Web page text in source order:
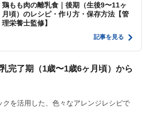
鶏もも肉の離乳食｜後期（生後9〜11ヶ
月頃）のレシピ・作り方・保存方法【管
理栄養士監修】
記事を見る
完了期（1歳〜1歳6ヶ月頃）から
クを活用した、色々なアレンジレシピで